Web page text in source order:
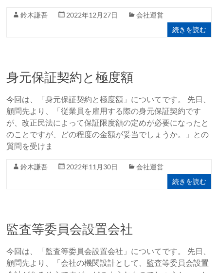
鈴木謙吾 2022年12月27日 会社運営
続きを読む
身元保証契約と極度額
今回は、「身元保証契約と極度額」についてです。 先日、
顧問先より、「従業員を雇用する際の身元保証契約です
が、改正民法によって保証限度額の定めが必要になったと
のことですが、どの程度の金額が妥当でしょうか。」との
質問を受けま
鈴木謙吾 2022年11月30日 会社運営
続きを読む
監査等委員会設置会社
今回は、「監査等委員会設置会社」についてです。 先日、
顧問先より、「会社の機関設計として、監査等委員会設置